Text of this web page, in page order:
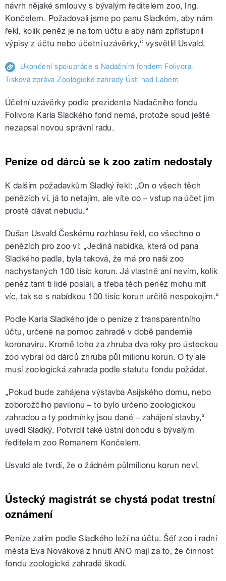
návrh nějaké smlouvy s bývalým ředitelem zoo, Ing.
Končelem. Požadovali jsme po panu Sladkém, aby nám
řekl, kolik peněz je na tom účtu a aby nám zpřístupnil
výpisy z účtu nebo účetní uzávěrky,“ vysvětlil Usvald.
Ukončení spolupráce s Nadačním fondem Folivora.
Tisková zpráva Zoologické zahrady Ústí nad Labem
Účetní uzávěrky podle prezidenta Nadačního fondu
Folivora Karla Sladkého fond nemá, protože soud ještě
nezapsal novou správní radu.
Peníze od dárců se k zoo zatím nedostaly
K dalším požadavkům Sladký řekl: „On o všech těch
penězích ví, já to netajím, ale víte co – vstup na účet jim
prostě dávat nebudu.“
Dušan Usvald Českému rozhlasu řekl, co všechno o
penězích pro zoo ví: „Jediná nabídka, která od pana
Sladkého padla, byla taková, že má pro naši zoo
nachystaných 100 tisíc korun. Já vlastně ani nevím, kolik
peněz tam ti lidé poslali, a třeba těch peněz mohu mít
víc, tak se s nabídkou 100 tisíc korun určitě nespokojím.“
Podle Karla Sladkého jde o peníze z transparentního
účtu, určené na pomoc zahradě v době pandemie
koronaviru. Kromě toho za zhruba dva roky pro ústeckou
zoo vybral od dárců zhruba půl milionu korun. O ty ale
musí zoologická zahrada podle statutu fondu požádat.
„Pokud bude zahájena výstavba Asijského domu, nebo
zoborožčího pavilonu – to bylo určeno zoologickou
zahradou a ty podmínky jsou dané – zahájení stavby,“
uvedl Sladký. Potvrdil také ústní dohodu s bývalým
ředitelem zoo Romanem Končelem.
Usvald ale tvrdí, že o žádném půlmilionu korun neví.
Ústecký magistrát se chystá podat trestní
oznámení
Peníze zatím podle Sladkého leží na účtu. Šéf zoo i radní
města Eva Nováková z hnutí ANO mají za to, že činnost
fondu zoologické zahradě škodí.